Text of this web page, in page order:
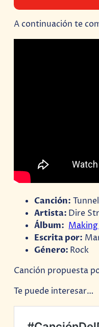
A continuación te
Canción:
Artista: Dire
Álbum:
Escrita por:
Género: Rock
Canción propuesta
Te puede interesar…